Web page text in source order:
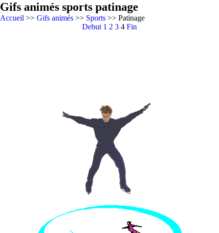
Gifs animés sports patinage
Accueil >> Gifs animés >> Sports >> Patinage
Debut 1 2 3 4 Fin